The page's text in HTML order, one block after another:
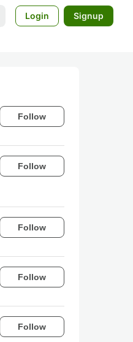
Login Signup
Follow
Follow
Follow
Follow
Follow